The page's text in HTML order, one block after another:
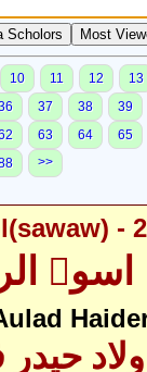
10 11 12
13
37 38
39
63 64
65
>>
-
اسوۃ